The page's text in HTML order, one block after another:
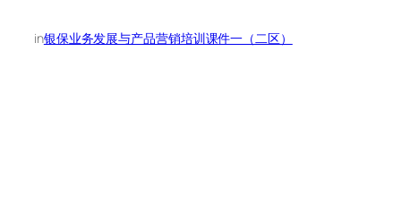
in银保业务发展与产品营销培训课件一（二区）